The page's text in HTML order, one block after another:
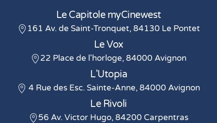
Le Capitole myCinewest
161 Av. de Saint-Tronquet, 84130 Le Pontet
Le Vox
22 Place de l'horloge, 84000 Avignon
L'Utopia
4 Rue des Esc. Sainte-Anne, 84000 Avignon
Le Rivoli
56 Av. Victor Hugo, 84200 Carpentras